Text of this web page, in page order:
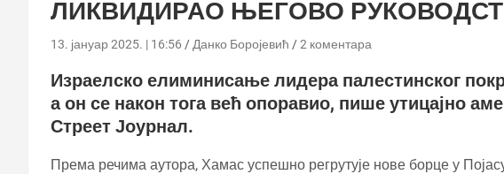
ЛИКВИДИРАО ЊЕГОВО
13. јануар 2025. | 16:56 Данко Боројевић 2 коментара
Израелско елиминисање лидера палестинског
а он се након тога већ опоравио, пише утицајно
Стреет Јоурнал.
Према речима аутора, Хамас успешно регрутује нове борце у